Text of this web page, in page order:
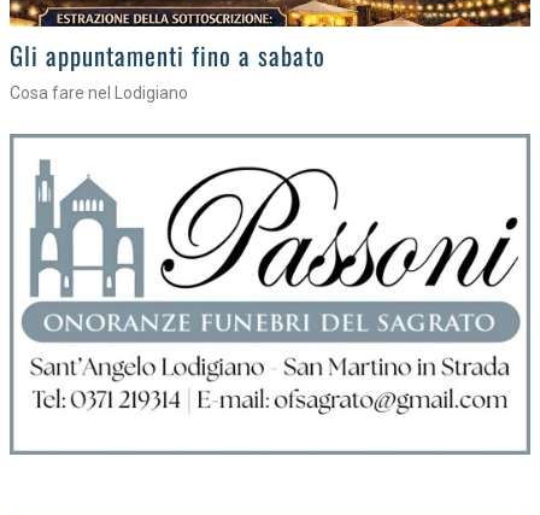
Gli eventi della settimana
Tra torte, cinema e musica live